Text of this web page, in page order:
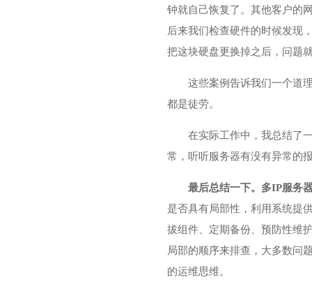
钟就自己恢复了。其他客户的
后来我们检查硬件的时候发现
把这块硬盘更换掉之后，问题
这些案例告诉我们一个道
都是徒劳。
在实际工作中，我总结了
常，听听服务器有没有异常的
最后总结一下。多IP服务
是否具有局部性，利用系统提
拔组件、定期备份、预防性维
局部的顺序来排查，大多数问
的运维思维。